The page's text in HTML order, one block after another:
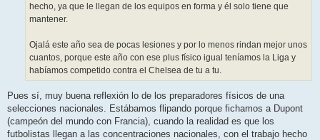
hecho, ya que le llegan de los equipos en forma y él solo tiene que
mantener.
Ojalá este año sea de pocas lesiones y por lo menos rindan mejor unos
cuantos, porque este año con ese plus físico igual teníamos la Liga y
habíamos competido contra el Chelsea de tu a tu.
Pues sí, muy buena reflexión lo de los preparadores físicos de una
selecciones nacionales. Estábamos flipando porque fichamos a Dupont
(campeón del mundo con Francia), cuando la realidad es que los
futbolistas llegan a las concentraciones nacionales, con el trabajo hecho